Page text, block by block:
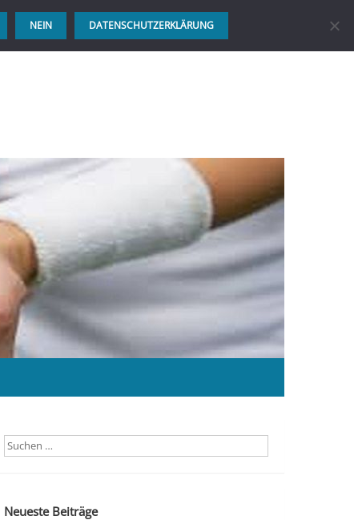
Neueste Beiträge
NEIN DATENSCHUTZERKLÄRUNG